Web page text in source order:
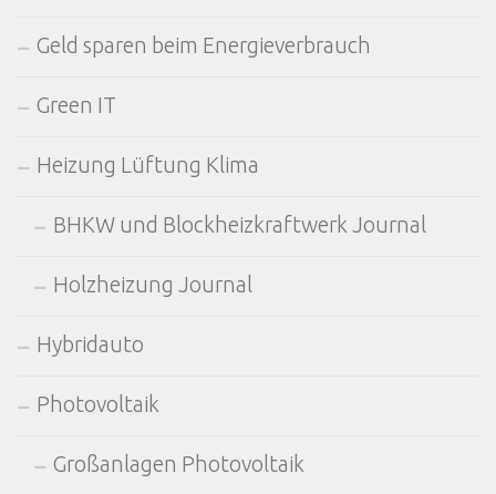
Geld sparen beim Energieverbrauch
Green IT
Heizung Lüftung Klima
BHKW und Blockheizkraftwerk Journal
Holzheizung Journal
Hybridauto
Photovoltaik
Großanlagen Photovoltaik